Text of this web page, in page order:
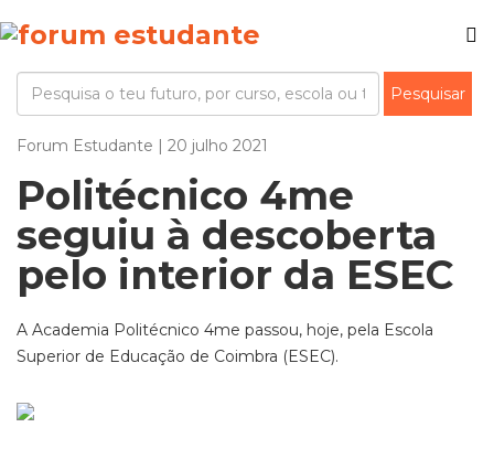
Forum Estudante | 20 julho 2021
Politécnico 4me
seguiu à descoberta
pelo interior da ESEC
A Academia Politécnico 4me passou, hoje, pela Escola
Superior de Educação de Coimbra (ESEC).